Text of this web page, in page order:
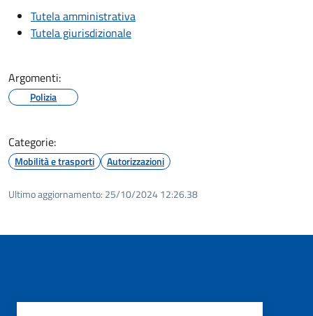
Tutela amministrativa
Tutela giurisdizionale
Argomenti:
Polizia
Categorie:
Mobilità e trasporti Autorizzazioni
Ultimo aggiornamento: 25/10/2024 12:26.38